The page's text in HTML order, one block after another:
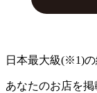
日本最大級(※1)
あなたのお店を掲